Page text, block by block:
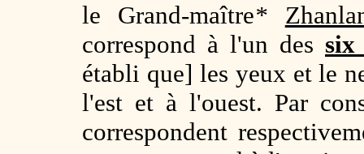
le Grand-maître*
correspond à l'un des six
établi que] les yeux et le
l'est et à l'ouest. Par
correspondent